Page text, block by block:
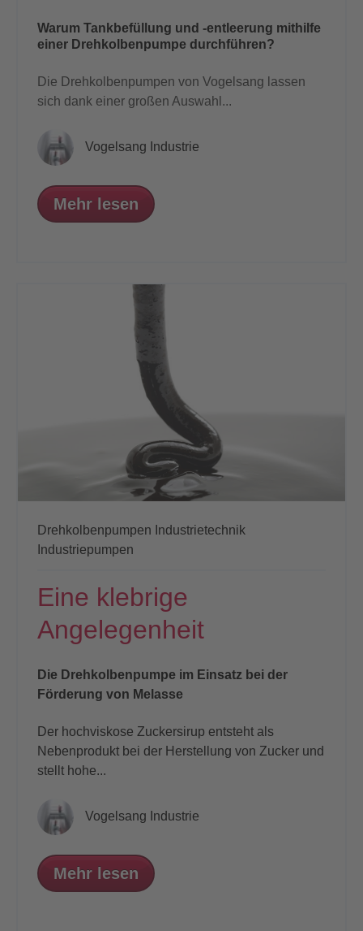
Warum Tankbefüllung und -entleerung mithilfe
einer Drehkolbenpumpe durchführen?
Die Drehkolbenpumpen von Vogelsang lassen
sich dank einer großen Auswahl...
Vogelsang Industrie
Mehr lesen
Drehkolbenpumpen Industrietechnik
Industriepumpen
Eine klebrige
Angelegenheit
Die Drehkolbenpumpe im Einsatz bei der
Förderung von Melasse
Der hochviskose Zuckersirup entsteht als
Nebenprodukt bei der Herstellung von Zucker und
stellt hohe...
Vogelsang Industrie
Mehr lesen